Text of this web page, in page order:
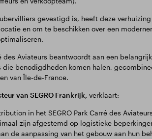
gevestigd is, heeft deze
en om te beschikken over een
des Aviateurs beantwoordt aan een
die benodigdheden komen halen,
van Île-de-France.
van SEGRO Frankrijk, verklaart:
in het SEGRO Park Carré des
zijn afgestemd op logistieke
de aanpassing van het gebouw aan hun